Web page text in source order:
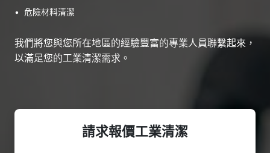
• 危險材料清潔
我們將您與您所在地區的經驗豐富的專業人員聯繫起來，
以滿足您的工業清潔需求。
請求報價工業清潔